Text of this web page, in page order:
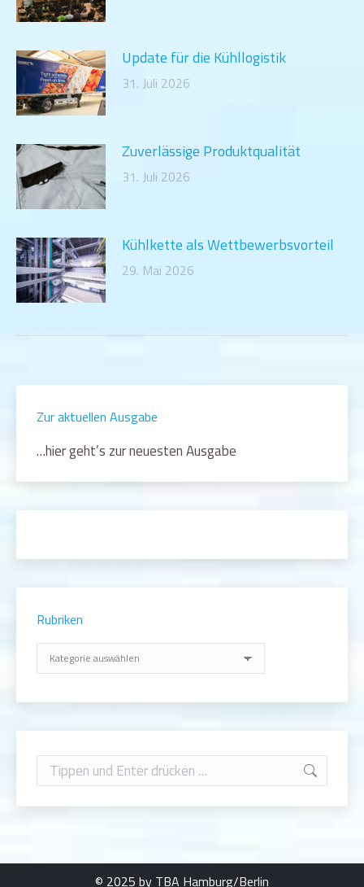
Update für die Kühllogistik
31. Juli 2026
Zuverlässige Produktqualität
31. Juli 2026
Kühlkette als Wettbewerbsvorteil
29. Mai 2026
Zur aktuellen Ausgabe
…hier geht’s zur neuesten Ausgabe
Rubriken
Rubriken
Search:
© 2025 by TBA Hamburg/Berlin